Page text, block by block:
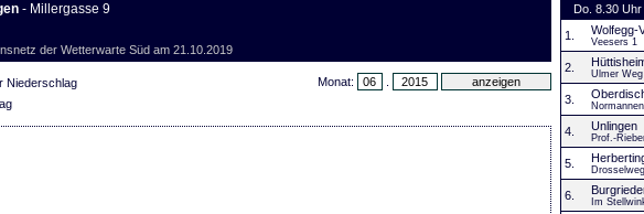
- Millergasse 9
der Wetterwarte Süd am 21.10.2019
Monat:
Niederschlag
Do. 8.30
1.
Wolfegg-
Veesers 1
2. Ulmer Weg
3.
4. Unlingen
Prof.-
5. Drosselweg
6. Im